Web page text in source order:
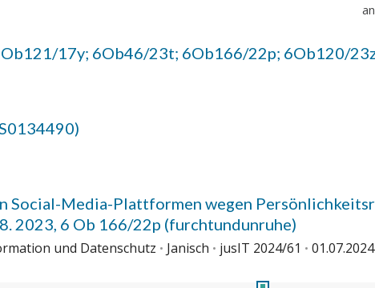
17y; 6Ob46/23t; 6Ob166/22p; 6Ob120/
Social-Media-Plattformen wegen
2023, 6 Ob 166/22p (furchtundunruhe)
und Datenschutz Janisch jusIT 2024/61 01.07.2024